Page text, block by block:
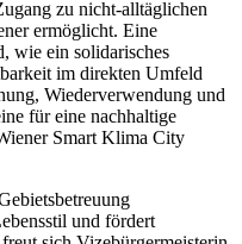
zu nicht-alltäglichen
ermöglicht. Eine
wie ein solidarisches
im direkten Umfeld
Wiederverwendung und
für eine nachhaltige
Smart Klima City
und fördert